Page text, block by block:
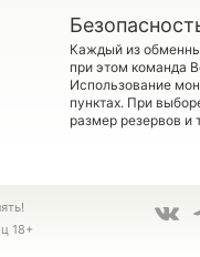
Каждый из
при этом команда
Использование
пунктах. При
размер резервов и
18+